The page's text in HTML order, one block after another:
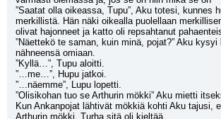
”Saatat olla oikeassa, Tupu”, Aku totesi, kunnes
merkillistä. Hän näki oikealla puolellaan
olivat hajonneet ja katto oli repsahtanut
”Näettekö te saman, kuin minä, pojat?” Aku kysyi
nähneensä omiaan.
”Kyllä…”, Tupu aloitti.
”…me…”, Hupu jatkoi.
”…näemme”, Lupu lopetti.
”Olisikohan tuo se Arthurin mökki” Aku mietti
Kun Ankanpojat lähtivät mökkiä kohti Aku tajusi,
Arthurin mökki. Turha sitä oli kieltää.